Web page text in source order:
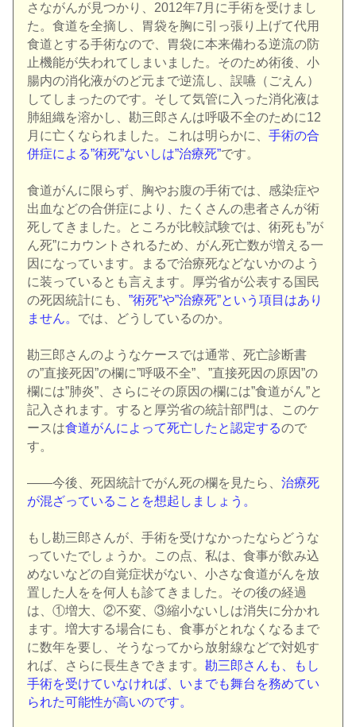
さながんが見つかり、2012年7月に手術を受けまし
た。食道を全摘し、胃袋を胸に引っ張り上げて代用
食道とする手術なので、胃袋に本来備わる逆流の防
止機能が失われてしまいました。そのため術後、小
腸内の消化液がのど元まで逆流し、誤嚥（ごえん）
してしまったのです。そして気管に入った消化液は
肺組織を溶かし、勘三郎さんは呼吸不全のために12
月に亡くなられました。これは明らかに、手術の合
併症による”術死”ないしは”治療死”です。
食道がんに限らず、胸やお腹の手術では、感染症や
出血などの合併症により、たくさんの患者さんが術
死してきました。ところが比較試験では、術死も”が
ん死”にカウントされるため、がん死亡数が増える一
因になっています。まるで治療死などないかのよう
に装っているとも言えます。厚労省が公表する国民
の死因統計にも、”術死”や”治療死”という項目はあり
ません。 では、どうしているのか。
勘三郎さんのようなケースでは通常、死亡診断書
の”直接死因”の欄に”呼吸不全”、”直接死因の原因”の
欄には”肺炎”、さらにその原因の欄には”食道がん”と
記入されます。すると厚労省の統計部門は、このケ
ースは食道がんによって死亡したと認定するので
す。
――今後、死因統計でがん死の欄を見たら、治療死
が混ざっていることを想起しましょう。
もし勘三郎さんが、手術を受けなかったならどうな
っていたでしょうか。この点、私は、食事が飲み込
めないなどの自覚症状がない、小さな食道がんを放
置した人をを何人も診てきました。その後の経過
は、①増大、②不変、③縮小ないしは消失に分かれ
ます。増大する場合にも、食事がとれなくなるまで
に数年を要し、そうなってから放射線などで対処す
れば、さらに長生きできます。勘三郎さんも、もし
手術を受けていなければ、いまでも舞台を務めてい
られた可能性が高いのです。